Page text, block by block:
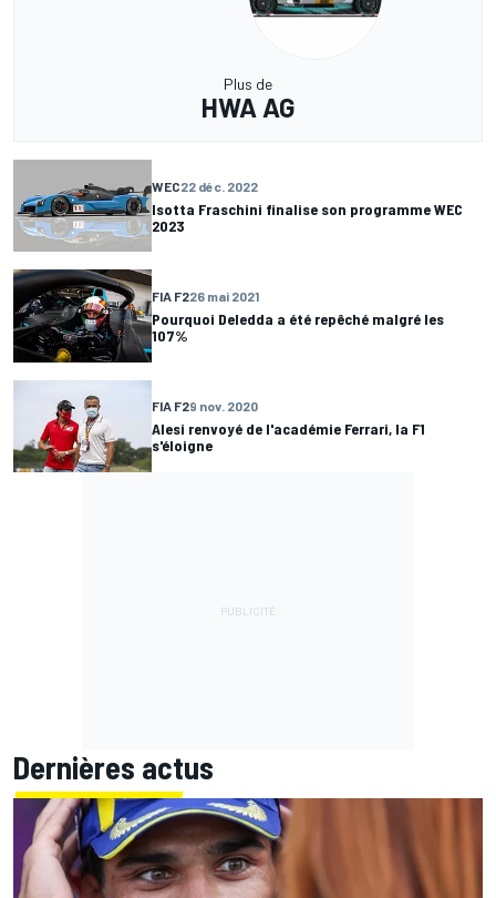
Plus de
HWA AG
WEC22 déc. 2022
Isotta Fraschini finalise son programme WEC
2023
FIA F226 mai 2021
Pourquoi Deledda a été repêché malgré les
107%
FIA F29 nov. 2020
Alesi renvoyé de l'académie Ferrari, la F1
s'éloigne
Dernières actus